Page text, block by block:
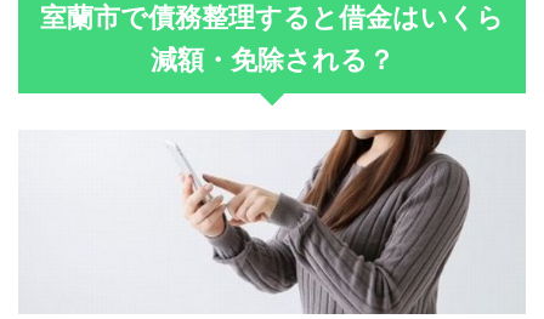
室蘭市で債務整理すると借金はいくら
減額・免除される？